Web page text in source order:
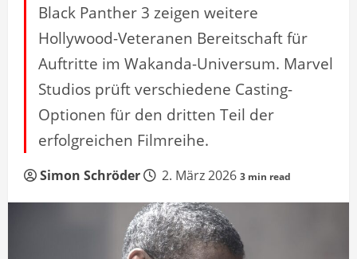
Black Panther 3 zeigen weitere
Hollywood-Veteranen Bereitschaft für
Auftritte im Wakanda-Universum. Marvel
Studios prüft verschiedene Casting-
Optionen für den dritten Teil der
erfolgreichen Filmreihe.
Simon Schröder 2. März 2026 3 min read